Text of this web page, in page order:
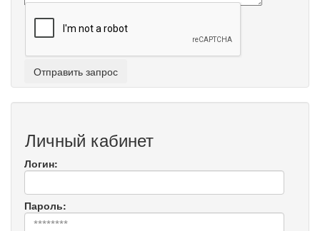
Личный кабинет
Логин:
Пароль: